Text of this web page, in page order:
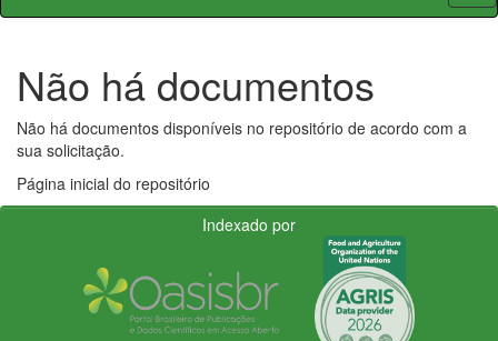
Não há documentos
Não há documentos disponíveis no repositório de acordo com a
sua solicitação.
Página inicial do repositório
Indexado por